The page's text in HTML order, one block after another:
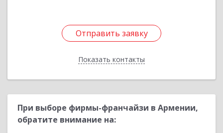
Отправить заявку
Показать контакты
Отправить заявку
Назад
При выборе фирмы-франчайзи в Армении,
обратите внимание на: